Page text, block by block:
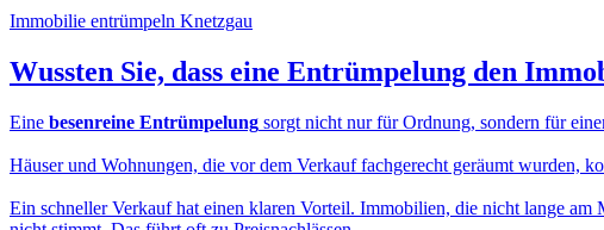
Immobilie entrümpeln Knetzgau
Wussten Sie, dass eine Entrümpelung den
Eine besenreine Entrümpelung sorgt nicht nur für Ordnung, sondern für
Häuser und Wohnungen, die vor dem Verkauf fachgerecht geräumt wurden,
Ein schneller Verkauf hat einen klaren Vorteil. Immobilien, die nicht lange am